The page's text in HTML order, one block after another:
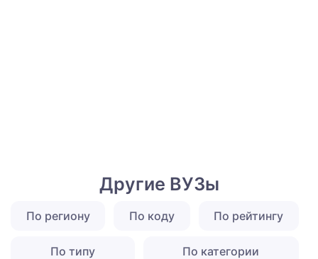
Другие ВУЗы
По региону По коду По рейтингу
По типу По категории